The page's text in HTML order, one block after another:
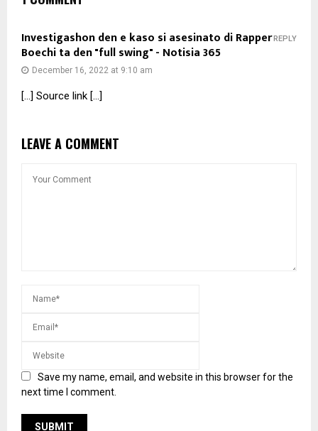
Investigashon den e kaso si asesinato di Rapper
Boechi ta den "full swing" - Notisia 365
December 16, 2022 at 9:10 am
[…] Source link […]
REPLY
LEAVE A COMMENT
Save my name, email, and website in this browser for the
next time I comment.